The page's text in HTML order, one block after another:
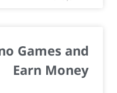
Games and
Earn Money